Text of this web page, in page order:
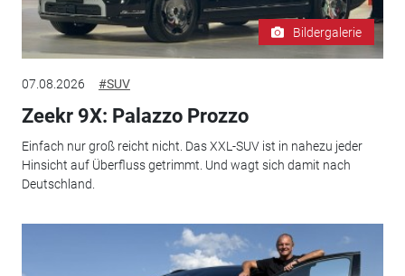
Bildergalerie
07.08.2026 #SUV
Zeekr 9X: Palazzo Prozzo
Einfach nur groß reicht nicht. Das XXL-SUV ist in nahezu jeder
Hinsicht auf Überfluss getrimmt. Und wagt sich damit nach
Deutschland.